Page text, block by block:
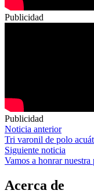
Publicidad
Publicidad
Navegación
de
entradas
Noticia anterior
Tri varonil de polo
Siguiente noticia
Vamos a honrar nuestra
Acerca de